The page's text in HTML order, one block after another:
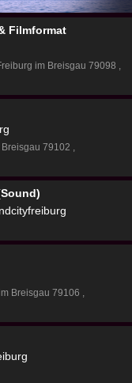
Filmformat
im Breisgau 79098
79102
Breisgau 79106